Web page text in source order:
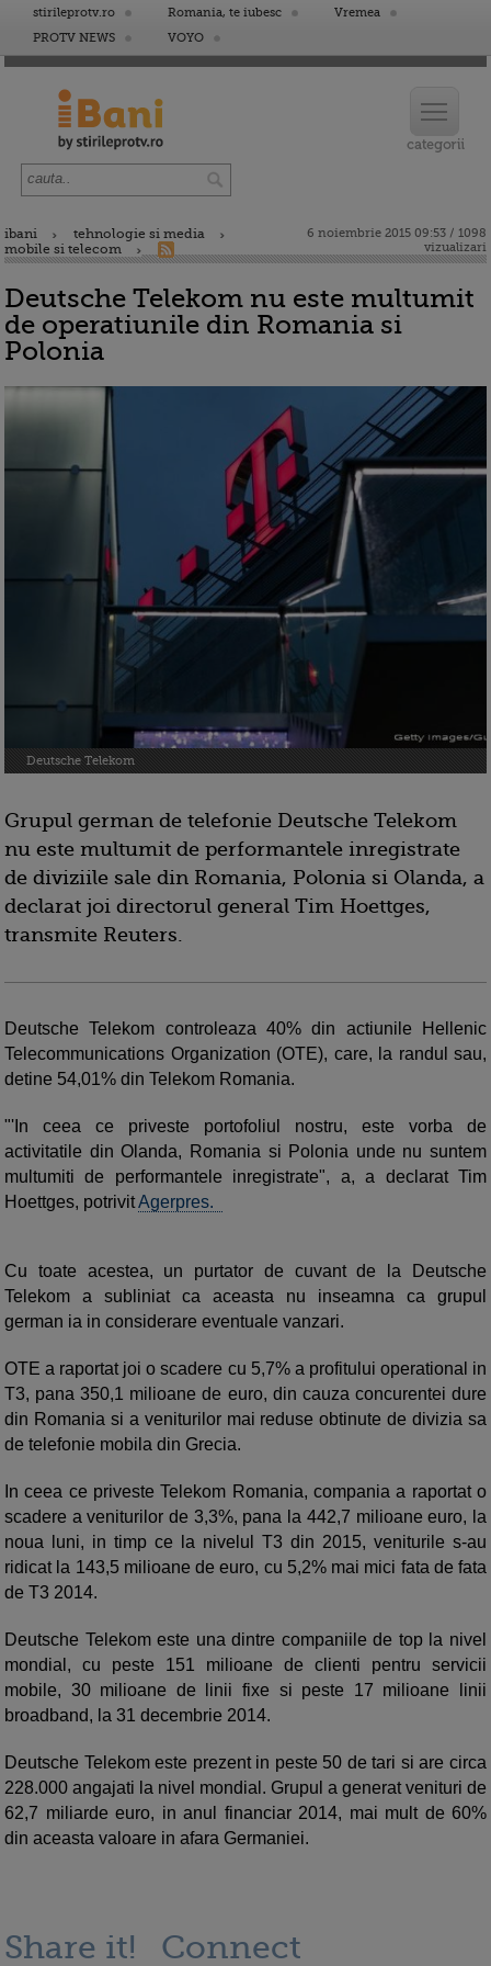
stirileprotv.ro Romania, te iubesc
Vremea
PROTV NEWS
VOYO
ibani
tehnologie si media
mobile si telecom
6 noiembrie 2015 09:53 / 1098
vizualizari
Deutsche Telekom nu este multumit
de operatiunile din Romania si
Polonia
Deutsche Telekom
Grupul german de telefonie Deutsche Telekom
nu este multumit de performantele inregistrate
de diviziile sale din Romania, Polonia si Olanda, a
declarat joi directorul general Tim Hoettges,
transmite Reuters.
Deutsche Telekom controleaza 40% din actiunile Hellenic
Telecommunications Organization (OTE), care, la randul sau,
detine 54,01% din Telekom Romania.
"'In ceea ce priveste portofoliul nostru, este vorba de
activitatile din Olanda, Romania si Polonia unde nu suntem
multumiti de performantele inregistrate", a, a declarat Tim
Hoettges, potrivitAgerpres.
Cu toate acestea, un purtator de cuvant de la Deutsche
Telekom a subliniat ca aceasta nu inseamna ca grupul
german ia in considerare eventuale vanzari.
OTE a raportat joi o scadere cu 5,7% a profitului operational in
T3, pana 350,1 milioane de euro, din cauza concurentei dure
din Romania si a veniturilor mai reduse obtinute de divizia sa
de telefonie mobila din Grecia.
In ceea ce priveste Telekom Romania, compania a raportat o
scadere a veniturilor de 3,3%, pana la 442,7 milioane euro, la
noua luni, in timp ce la nivelul T3 din 2015, veniturile s-au
ridicat la 143,5 milioane de euro, cu 5,2% mai mici fata de fata
de T3 2014.
Deutsche Telekom este una dintre companiile de top la nivel
mondial, cu peste 151 milioane de clienti pentru servicii
mobile, 30 milioane de linii fixe si peste 17 milioane linii
broadband, la 31 decembrie 2014.
Deutsche Telekom este prezent in peste 50 de tari si are circa
228.000 angajati la nivel mondial. Grupul a generat venituri de
62,7 miliarde euro, in anul financiar 2014, mai mult de 60%
din aceasta valoare in afara Germaniei.
Share it! Connect